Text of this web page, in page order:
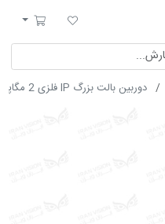
لیست مورد علاقه
سبد خرید
دوربین بالت بزرگ IP فلزی 2 مگاپیکسل با لنز 8 شب رنگی